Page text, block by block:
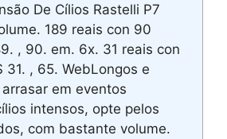
De Cílios Rastelli P7
189 reais con 90
, 90. em. 6x. 31 reais con
31. , 65. WebLongos e
em eventos
intensos, opte pelos
com bastante volume.